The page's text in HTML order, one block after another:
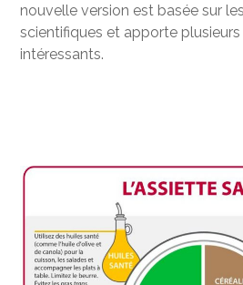
nouvelle version est basée sur
scientifiques et apporte
intéressants.